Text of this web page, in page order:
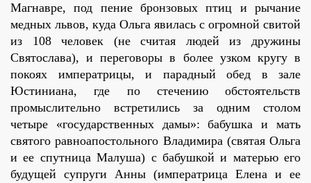
Магнавре, под пение бронзовых птиц и рычание
медных львов, куда Ольга явилась с огромной свитой
из 108 человек (не считая людей из дружины
Святослава), и переговоры в более узком кругу в
покоях императрицы, и парадный обед в зале
Юстиниана, где по стечению обстоятельств
промыслительно встретились за одним столом
четыре «государственных дамы»: бабушка и мать
святого равноапостольного Владимира (святая Ольга
и ее спутница Малуша) с бабушкой и матерью его
будущей супруги Анны (императрица Елена и ее